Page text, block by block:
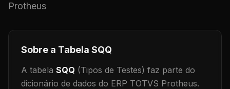
Protheus
Sobre a Tabela SQQ
A tabela SQQ (Tipos de Testes) faz parte do
dicionário de dados do ERP TOTVS Protheus.